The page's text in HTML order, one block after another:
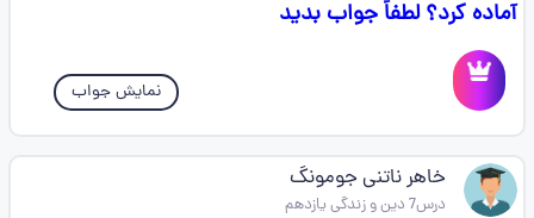
آماده کرد؟ لطفاً جواب بدید
نمایش جواب
خاهر ناتنی جومونگ
درس7 دین و زندگی یازدهم